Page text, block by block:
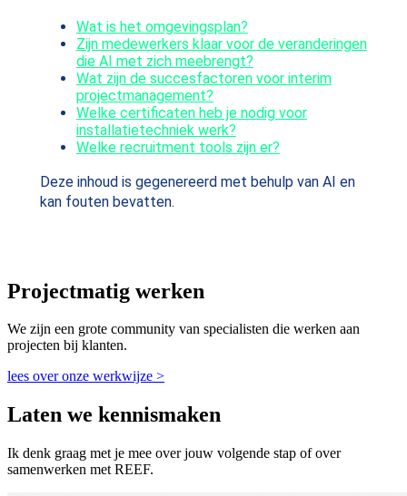
Wat is het omgevingsplan?
Zijn medewerkers klaar voor de veranderingen
die AI met zich meebrengt?
Wat zijn de succesfactoren voor interim
projectmanagement?
Welke certificaten heb je nodig voor
installatietechniek werk?
Welke recruitment tools zijn er?
Deze inhoud is gegenereerd met behulp van AI en
kan fouten bevatten.
Projectmatig werken
We zijn een grote community van specialisten die werken aan
projecten bij klanten.
lees over onze werkwijze >
Laten we kennismaken
Ik denk graag met je mee over jouw volgende stap of over
samenwerken met REEF.